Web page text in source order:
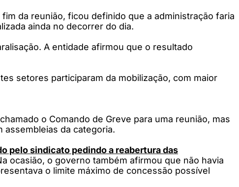
da reunião, ficou definido que a administração faria
ainda no decorrer do dia.
A entidade afirmou que o resultado
setores participaram da mobilização, com maior
o Comando de Greve para uma reunião, mas
da categoria.
pelo sindicato pedindo a reabertura das
ocasião, o governo também afirmou que não havia
o limite máximo de concessão possível